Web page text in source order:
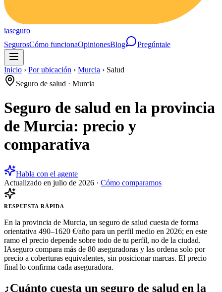
iaseguro
SegurosCómo funcionaOpinionesBlog Pregúntale
Inicio › Por ubicación › Murcia › Salud
Seguro de salud · Murcia
Seguro de salud en la provincia
de Murcia: precio y
comparativa
Habla con el agente
Actualizado en julio de 2026 · Cómo comparamos
RESPUESTA RÁPIDA
En la provincia de Murcia, un seguro de salud cuesta de forma
orientativa 490–1620 €/año para un perfil medio en 2026; en este
ramo el precio depende sobre todo de tu perfil, no de la ciudad.
IAseguro compara más de 80 aseguradoras y las ordena solo por
precio a coberturas equivalentes, sin posicionar marcas. El precio
final lo confirma cada aseguradora.
¿Cuánto cuesta un seguro de salud en la